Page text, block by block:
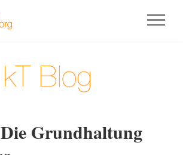
Grundhaltung